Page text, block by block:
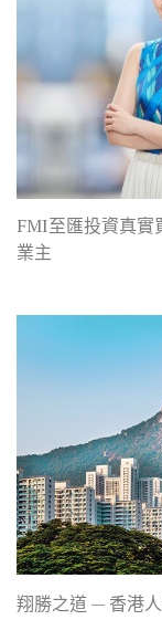
FMI至匯投資真實
業主
翔勝之道 — 香港